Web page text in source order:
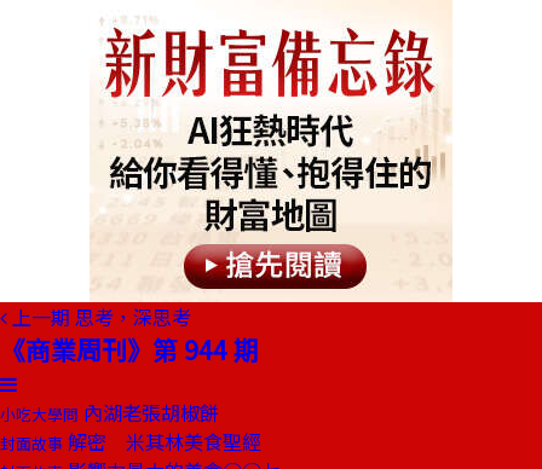
上一期 思考，深思考
《商業周刊》第 944 期
小吃大學問 內湖老張胡椒餅
封面故事 解密 米其林美食聖經